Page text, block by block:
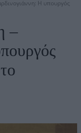
Η υπουργός
–